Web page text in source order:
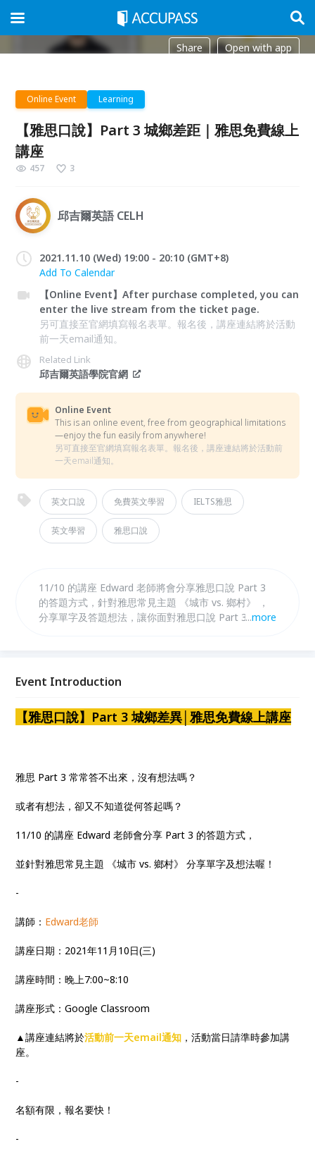
Share Open with app
Online Event Learning
【雅思口說】Part 3 城鄉差距｜雅思免費線上
講座
457 3
邱吉爾英語 CELH
2021.11.10 (Wed) 19:00 - 20:10 (GMT+8)
Add To Calendar
【Online Event】After purchase completed, you can
enter the live stream from the ticket page.
另可直接至官網填寫報名表單。報名後，講座連結將於活動
前一天email通知。
Related Link
邱吉爾英語學院官網
Online Event
This is an online event, free from geographical limitations
—enjoy the fun easily from anywhere!
另可直接至官網填寫報名表單。報名後，講座連結將於活動前
一天email通知。
英文口說 免費英文學習 IELTS雅思
英文學習 雅思口說
11/10 的講座 Edward 老師將會分享雅思口說 Part 3
的答題方式，針對雅思常見主題 《城市 vs. 鄉村》 ，
分享單字及答題想法，讓你面對雅思口說 Part 3 不再
...more
Event Introduction
【雅思口說】 Part 3 城鄉差異 │雅思免費線上講座
雅思 Part 3 常常答不出來，沒有想法嗎？
或者有想法，卻又不知道從何答起嗎？
11/10 的講座 Edward 老師會分享 Part 3 的答題方式，
並針對雅思常見主題 《城市 vs. 鄉村》 分享單字及想法喔！
-
講師： Edward老師
講座日期：2021年11月10日(三)
講座時間：晚上7:00~8:10
講座形式：Google Classroom
▲講座連結將於活動前一天email通知 ，活動當日請準時參加講
座。
-
名額有限，報名要快！
-